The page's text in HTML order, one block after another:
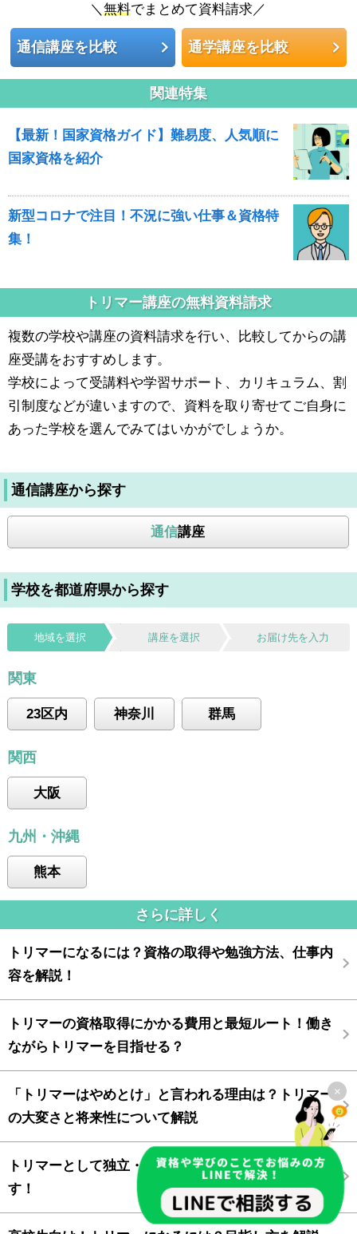
×
＼無料でまとめて資料請求／
通信講座を比較 通学講座を比較
関連特集
【最新！国家資格ガイド】難易度、人気順に
国家資格を紹介
新型コロナで注目！不況に強い仕事＆資格特
集！
トリマー講座の無料資料請求
複数の学校や講座の資料請求を行い、比較してからの講
座受講をおすすめします。
学校によって受講料や学習サポート、カリキュラム、割
引制度などが違いますので、資料を取り寄せてご自身に
あった学校を選んでみてはいかがでしょうか。
通信講座から探す
通信講座
学校を都道府県から探す
地域を選択 講座を選択 お届け先を入力
関東
23区内 神奈川 群馬
関西
大阪
九州・沖縄
熊本
さらに詳しく
トリマーになるには？資格の取得や勉強方法、仕事内
容を解説！
トリマーの資格取得にかかる費用と最短ルート！働き
ながらトリマーを目指せる？
「トリマーはやめとけ」と言われる理由は？トリマー
の大変さと将来性について解説
トリマーとして独立・開業する方法について紹介しま
す！